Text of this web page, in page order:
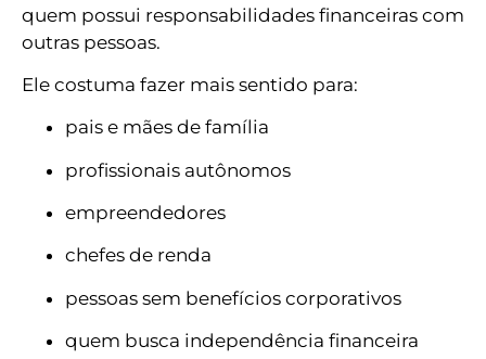
quem possui responsabilidades financeiras com
outras pessoas.
Ele costuma fazer mais sentido para:
pais e mães de família
profissionais autônomos
empreendedores
chefes de renda
pessoas sem benefícios corporativos
quem busca independência financeira